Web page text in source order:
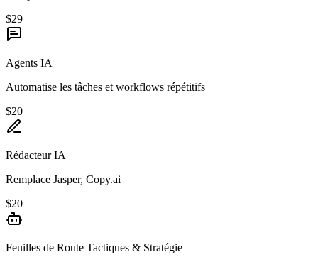
$29
Agents IA
Automatise les tâches et workflows répétitifs
$20
Rédacteur IA
Remplace Jasper, Copy.ai
$20
Feuilles de Route Tactiques & Stratégie